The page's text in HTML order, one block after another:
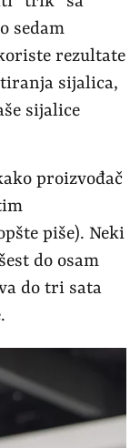
sedam
rezultate
sijalica,
sijalice
proizvođač
piše). Neki
do osam
do tri sata